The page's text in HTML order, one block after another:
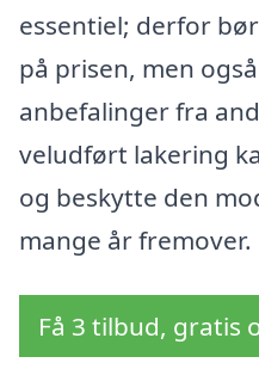
essentiel; derfor
på prisen, men
anbefalinger fra
veludført lakering
og beskytte den
mange år fremover.
Få 3 tilbud, gratis